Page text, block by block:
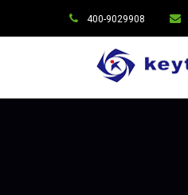
400-9029908